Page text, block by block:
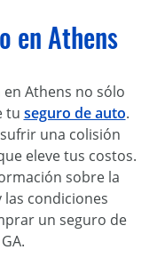
en Athens
Athens no sólo
tu seguro de auto.
una colisión
eleve tus costos.
sobre la
condiciones
un seguro de